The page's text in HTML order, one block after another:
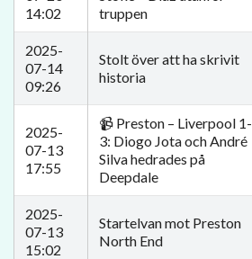
14:02
truppen
2025-
07-14
09:26
Stolt över att ha skrivit
historia
2025-
07-13
17:55
📹 Preston – Liverpool 1-
3: Diogo Jota och André
Silva hedrades på
Deepdale
2025-
07-13
15:02
Startelvan mot Preston
North End